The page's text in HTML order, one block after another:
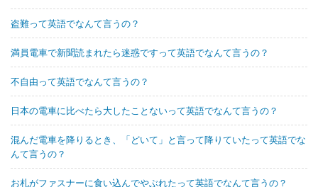
盗難って英語でなんて言うの？
満員電車で新聞読まれたら迷惑ですって英語でなんて言うの？
不自由って英語でなんて言うの？
日本の電車に比べたら大したことないって英語でなんて言うの？
混んだ電車を降りるとき、「どいて」と言って降りていたって英語でな
んて言うの？
お札がファスナーに食い込んでやぶれたって英語でなんて言うの？